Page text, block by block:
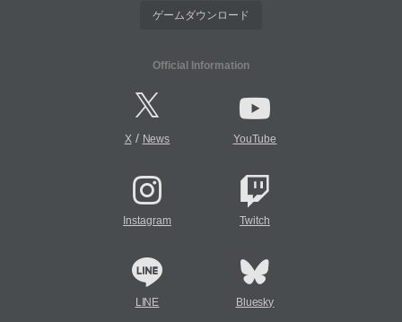
ゲームダウンロード
Official Information
X/ News YouTube
Instagram Twitch
LINE Bluesky